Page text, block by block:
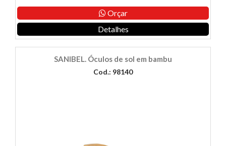
Orçar
Detalhes
SANIBEL. Óculos de sol em bambu
Cod.: 98140